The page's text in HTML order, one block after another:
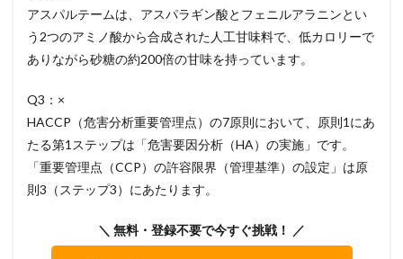
アスパルテームは、アスパラギン酸とフェニルアラニンとい
う2つのアミノ酸から合成された人工甘味料で、低カロリーで
ありながら砂糖の約200倍の甘味を持っています。
Q3：×
HACCP（危害分析重要管理点）の7原則において、原則1にあ
たる第1ステップは「危害要因分析（HA）の実施」です。
「重要管理点（CCP）の許容限界（管理基準）の設定」は原
則3（ステップ3）にあたります。
＼ 無料・登録不要で今すぐ挑戦！ ／